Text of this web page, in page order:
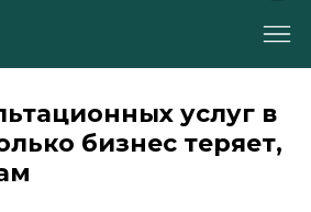
услуг в
бизнес теряет,